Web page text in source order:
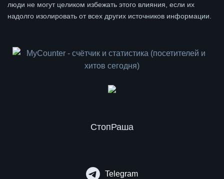
люди не могут целиком избежать этого влияния, если их
надолго изолировать от всех других источников информации.
СтопРаша
Telegram